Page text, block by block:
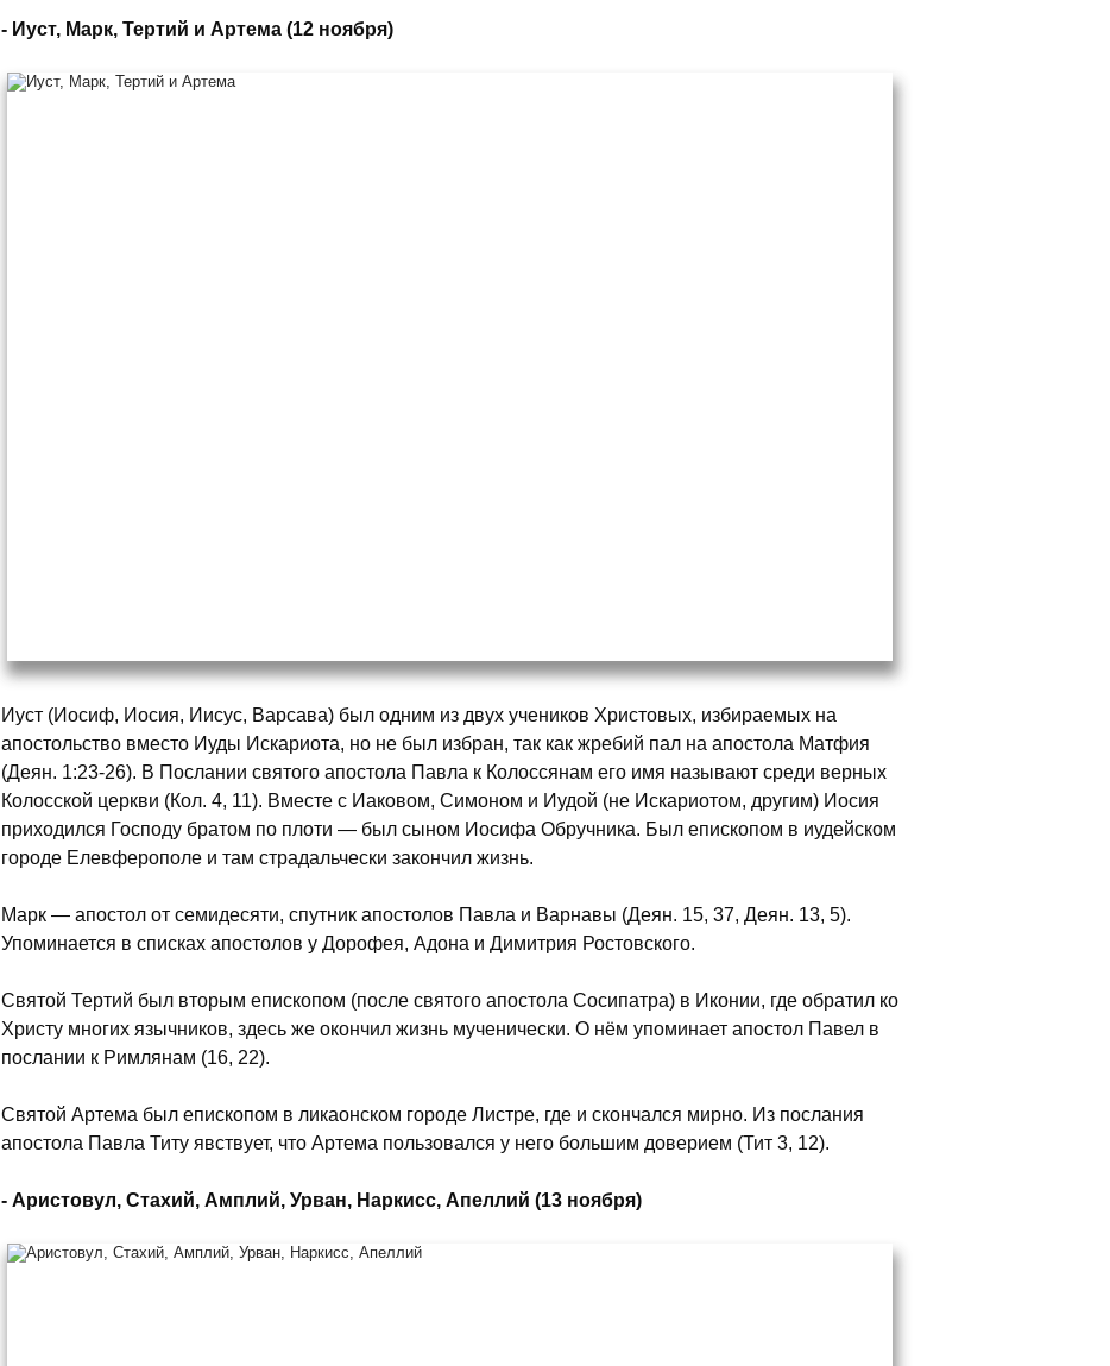
- Иуст, Марк, Тертий и Артема (12 ноября)
Иуст (Иосиф, Иосия, Иисус, Варсава) был одним из двух учеников Христовых, избираемых на
апостольство вместо Иуды Искариота, но не был избран, так как жребий пал на апостола Матфия
(Деян. 1:23-26). В Послании святого апостола Павла к Колоссянам его имя называют среди верных
Колосской церкви (Кол. 4, 11). Вместе с Иаковом, Симоном и Иудой (не Искариотом, другим) Иосия
приходился Господу братом по плоти — был сыном Иосифа Обручника. Был епископом в иудейском
городе Елевферополе и там страдальчески закончил жизнь.
Марк — апостол от семидесяти, спутник апостолов Павла и Варнавы (Деян. 15, 37, Деян. 13, 5).
Упоминается в списках апостолов у Дорофея, Адона и Димитрия Ростовского.
Святой Тертий был вторым епископом (после святого апостола Сосипатра) в Иконии, где обратил ко
Христу многих язычников, здесь же окончил жизнь мученически. О нём упоминает апостол Павел в
послании к Римлянам (16, 22).
Святой Артема был епископом в ликаонском городе Листре, где и скончался мирно. Из послания
апостола Павла Титу явствует, что Артема пользовался у него большим доверием (Тит 3, 12).
- Аристовул, Стахий, Амплий, Урван, Наркисс, Апеллий (13 ноября)